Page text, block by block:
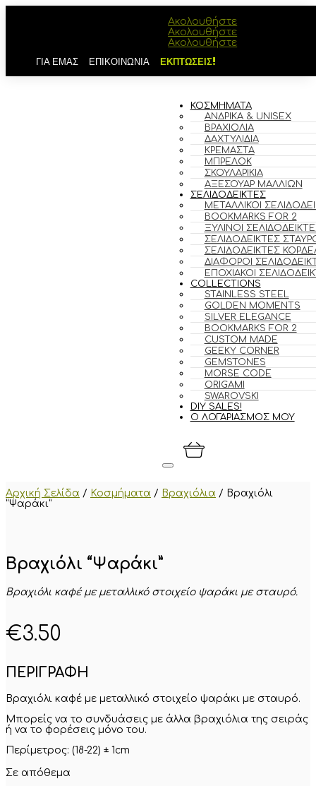
Ακολουθήστε
Ακολουθήστε
Ακολουθήστε
ΓΙΑ ΕΜΑΣ ΕΠΙΚΟΙΝΩΝΙΑ ΕΚΠΤΩΣΕΙΣ!
ΚΟΣΜΗΜΑΤΑ
ΑΝΔΡΙΚΆ & UNISEX
ΒΡΑΧΙΌΛΙΑ
ΔΑΧΤΥΛΊΔΙΑ
ΚΡΕΜΑΣΤΆ
ΜΠΡΕΛΌΚ
ΣΚΟΥΛΑΡΊΚΙΑ
ΑΞΕΣΟΥΆΡ ΜΑΛΛΙΏΝ
ΣΕΛΙΔΟΔΕΙΚΤΕΣ
ΜΕΤΑΛΛΙΚΟΊ
BOOKMARKS FOR 2
ΞΎΛΙΝΟΙ
ΣΕΛΙΔΟΔΕΊΚΤΕΣ
ΣΕΛΙΔΟΔΕΊΚΤΕΣ
ΔΙΆΦΟΡΟΙ
ΕΠΟΧΙΑΚΟΊ
COLLECTIONS
STAINLESS STEEL
GOLDEN MOMENTS
SILVER ELEGANCE
BOOKMARKS FOR 2
CUSTOM MADE
GEEKY CORNER
GEMSTONES
MORSE CODE
ORIGAMI
SWAROVSKI
DIY SALES!
Ο ΛΟΓΑΡΙΑΣΜΟΣ ΜΟΥ
Αρχική Σελίδα / Κοσμήματα / Βραχιόλια / Βραχιόλι
“Ψαράκι”
Βραχιόλι “Ψαράκι”
Βραχιόλι καφέ με μεταλλικό στοιχείο ψαράκι με σταυρό.
€3.50
ΠΕΡΙΓΡΑΦΗ
Βραχιόλι καφέ με μεταλλικό στοιχείο ψαράκι με σταυρό.
Μπορείς να το συνδυάσεις με άλλα βραχιόλια της σειράς
ή να το φορέσεις μόνο του.
Περίμετρος: (18-22) ± 1cm
Σε απόθεμα